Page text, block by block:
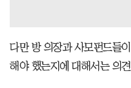
다만 방 의장과 사모펀드들
해야 했는지에 대해서는 의